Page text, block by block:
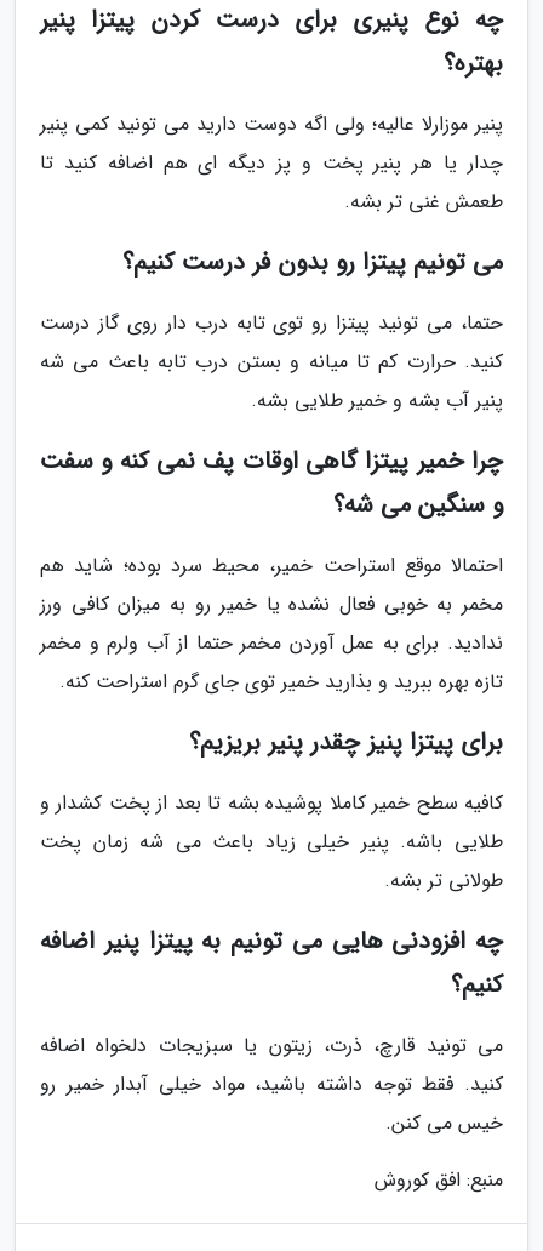
چه نوع پنیری برای درست کردن پیتزا پنیر
بهتره؟
پنیر موزارلا عالیه؛ ولی اگه دوست دارید می تونید کمی پنیر
چدار یا هر پنیر پخت و پز دیگه ای هم اضافه کنید تا
طعمش غنی تر بشه.
می تونیم پیتزا رو بدون فر درست کنیم؟
حتما، می تونید پیتزا رو توی تابه درب دار روی گاز درست
کنید. حرارت کم تا میانه و بستن درب تابه باعث می شه
پنیر آب بشه و خمیر طلایی بشه.
چرا خمیر پیتزا گاهی اوقات پف نمی کنه و سفت
و سنگین می شه؟
احتمالا موقع استراحت خمیر، محیط سرد بوده؛ شاید هم
مخمر به خوبی فعال نشده یا خمیر رو به میزان کافی ورز
ندادید. برای به عمل آوردن مخمر حتما از آب ولرم و مخمر
تازه بهره ببرید و بذارید خمیر توی جای گرم استراحت کنه.
برای پیتزا پنیز چقدر پنیر بریزیم؟
کافیه سطح خمیر کاملا پوشیده بشه تا بعد از پخت کشدار و
طلایی باشه. پنیر خیلی زیاد باعث می شه زمان پخت
طولانی تر بشه.
چه افزودنی هایی می تونیم به پیتزا پنیر اضافه
کنیم؟
می تونید قارچ، ذرت، زیتون یا سبزیجات دلخواه اضافه
کنید. فقط توجه داشته باشید، مواد خیلی آبدار خمیر رو
خیس می کنن.
منبع: افق کوروش